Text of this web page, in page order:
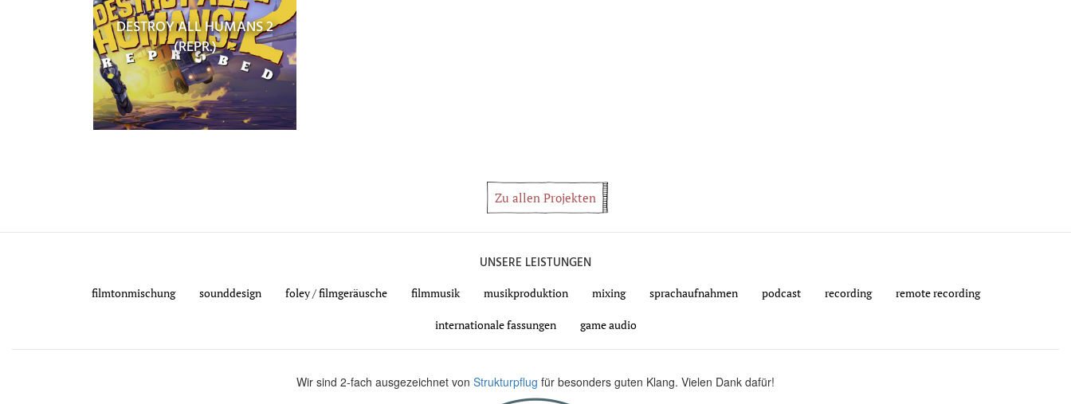
DESTROY ALL HUMANS 2
(REPR.)
Zu allen Projekten
UNSERE LEISTUNGEN
filmtonmischung sounddesign foley / filmgeräusche filmmusik musikproduktion mixing sprachaufnahmen podcast recording remote recording
internationale fassungen game audio
Wir sind 2-fach ausgezeichnet von Strukturpflug für besonders guten Klang. Vielen Dank dafür!